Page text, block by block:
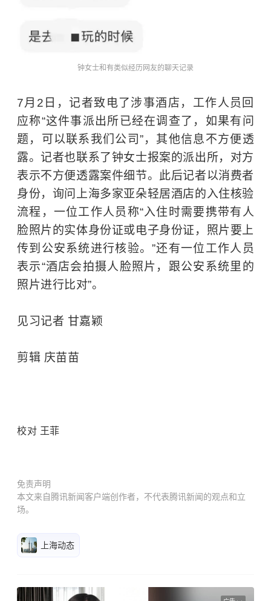
钟女士和有类似经历网友的聊天记录
7月2日，记者致电了涉事酒店，工作人员回
应称“这件事派出所已经在调查了，如果有问
题，可以联系我们公司”，其他信息不方便透
露。记者也联系了钟女士报案的派出所，对方
表示不方便透露案件细节。此后记者以消费者
身份，询问上海多家亚朵轻居酒店的入住核验
流程，一位工作人员称“入住时需要携带有人
脸照片的实体身份证或电子身份证，照片要上
传到公安系统进行核验。”还有一位工作人员
表示“酒店会拍摄人脸照片，跟公安系统里的
照片进行比对”。
见习记者 甘嘉颖
剪辑 庆苗苗
校对 王菲
免责声明
本文来自腾讯新闻客户端创作者，不代表腾讯新闻的观点和立
场。
上海动态